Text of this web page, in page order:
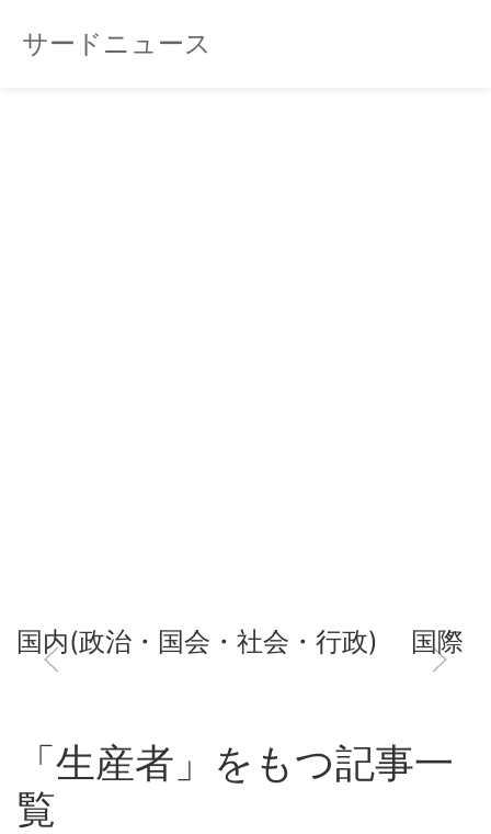
サードニュース
国内(政治・国会・社会・行政) 国際
「生産者」をもつ記事一
覧